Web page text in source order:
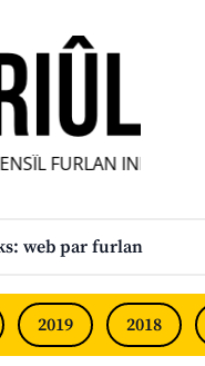
FURLAN
web par furlan
2019 2018